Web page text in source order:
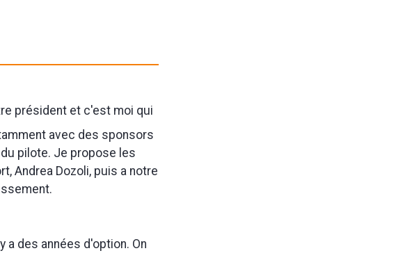
président et c'est moi qui
avec des sponsors
pilote. Je propose les
Andrea Dozoli, puis a notre
a des années d'option. On